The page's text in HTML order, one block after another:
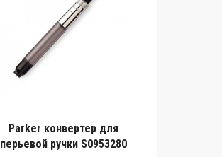
Parker конвертер для
перьевой ручки S0953280